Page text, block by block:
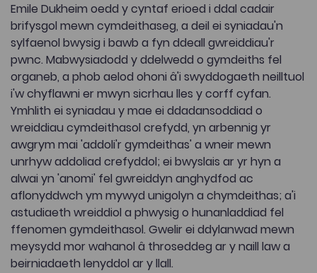
Emile Dukheim oedd y cyntaf erioed i ddal cadair
brifysgol mewn cymdeithaseg, a deil ei syniadau'n
sylfaenol bwysig i bawb a fyn ddeall gwreiddiau'r
pwnc. Mabwysiadodd y ddelwedd o gymdeiths fel
organeb, a phob aelod ohoni â'i swyddogaeth neilltuol
i'w chyflawni er mwyn sicrhau lles y corff cyfan.
Ymhlith ei syniadau y mae ei ddadansoddiad o
wreiddiau cymdeithasol crefydd, yn arbennig yr
awgrym mai 'addoli'r gymdeithas' a wneir mewn
unrhyw addoliad crefyddol; ei bwyslais ar yr hyn a
alwai yn 'anomi' fel gwreiddyn anghydfod ac
aflonyddwch ym mywyd unigolyn a chymdeithas; a'i
astudiaeth wreiddiol a phwysig o hunanladdiad fel
ffenomen gymdeithasol. Gwelir ei ddylanwad mewn
meysydd mor wahanol â throseddeg ar y naill law a
beirniadaeth lenyddol ar y llall.